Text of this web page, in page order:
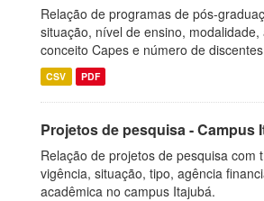
Relação de programas de pós-
situação, nível de ensino,
conceito Capes e número de
CSV PDF
Projetos de pesquisa - Campus
Relação de projetos de pesquisa com
vigência, situação, tipo, agência
acadêmica no campus Itajubá.